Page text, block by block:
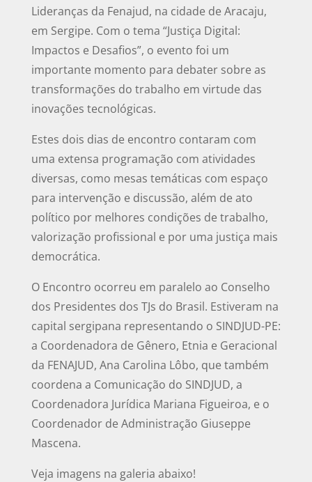
Lideranças da Fenajud, na cidade de Aracaju,
em Sergipe. Com o tema “Justiça Digital:
Impactos e Desafios”, o evento foi um
importante momento para debater sobre as
transformações do trabalho em virtude das
inovações tecnológicas.
Estes dois dias de encontro contaram com
uma extensa programação com atividades
diversas, como mesas temáticas com espaço
para intervenção e discussão, além de ato
político por melhores condições de trabalho,
valorização profissional e por uma justiça mais
democrática.
O Encontro ocorreu em paralelo ao Conselho
dos Presidentes dos TJs do Brasil. Estiveram na
capital sergipana representando o SINDJUD-PE:
a Coordenadora de Gênero, Etnia e Geracional
da FENAJUD, Ana Carolina Lôbo, que também
coordena a Comunicação do SINDJUD, a
Coordenadora Jurídica Mariana Figueiroa, e o
Coordenador de Administração Giuseppe
Mascena.
Veja imagens na galeria abaixo!